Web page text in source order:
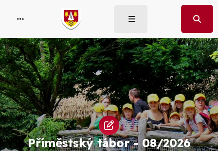
Příměstský tábor -08/2026